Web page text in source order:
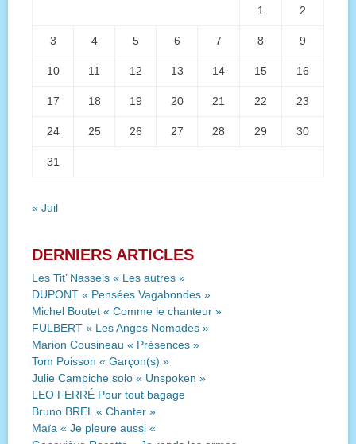
1 2
3 4 5 6 7 8 9
10 11 12 13 14 15 16
17 18 19 20 21 22 23
24 25 26 27 28 29 30
31
« Juil
DERNIERS ARTICLES
Les Tit’ Nassels « Les autres »
DUPONT « Pensées Vagabondes »
Michel Boutet « Comme le chanteur »
FULBERT « Les Anges Nomades »
Marion Cousineau « Présences »
Tom Poisson « Garçon(s) »
Julie Campiche solo « Unspoken »
LEO FERRÉ Pour tout bagage
Bruno BREL « Chanter »
Maïa « Je pleure aussi «